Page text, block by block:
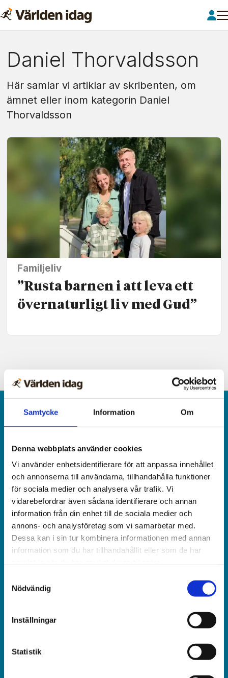
Samtycke Information Om
Denna webbplats använder cookies
Vi använder enhetsidentifierare för att anpassa innehållet
och annonserna till användarna, tillhandahålla funktioner
för sociala medier och analysera vår trafik. Vi
vidarebefordrar även sådana identifierare och annan
information från din enhet till de sociala medier och
annons- och analysföretag som vi samarbetar med.
Dessa kan i sin tur kombinera informationen med annan
information som du har tillhandahållit eller som de har
Nödvändig
Inställningar
Statistik
Om:
daniel
thorvaldsson
Daniel Thorvaldsson
Här samlar vi artiklar av skribenten, om
ämnet eller inom kategorin Daniel
Thorvaldsson
Familjeliv
”Rusta barnen i att leva ett
övernaturligt liv med Gud”
Världen idag är en rikstäckande
och obunden nyhets­­­tidning på kristen grund.
Ansvarig utgivare och chef­redaktör:
Jonas Adolfsson
© Världen idag AB
Växel:
018-430 40 00
(kl 10–12, 14–16)
Kundservice:
(kl 10–12, 14–16)